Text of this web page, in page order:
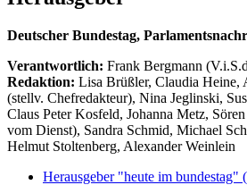
Deutscher Bundestag,
Verantwortlich: Frank Bergmann
Redaktion: Lisa Brüßler, Claudia Heine,
(stellv. Chefredakteur), Nina Jeglinski,
Claus Peter Kosfeld, Johanna Metz,
vom Dienst), Sandra Schmid, Michael
Helmut Stoltenberg, Alexander Weinlein
Herausgeber "heute im bundestag"